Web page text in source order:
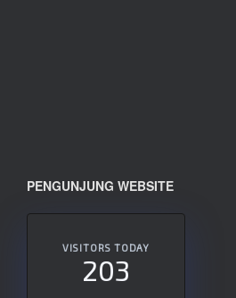
PENGUNJUNG WEBSITE
VISITORS TODAY
203